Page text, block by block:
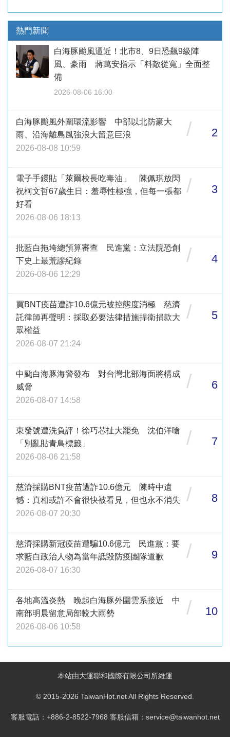
熱門新聞
白海豚颱風逼近！北市8、9日恐飆9級陣
風、豪雨 蔣萬安指示「料敵從寬」全面整
備
2026-08-06 16:00
白海豚颱風外圍環流影響 中部以北防豪大
雨、沿海離島風強浪大留意巨浪
2026-08-08 10:59
/ 2
電子手鐶貼「萊爾校長吃毒油」 陳佩琪放閃
祝柯文哲67歲生日：羞辱性極強，但每一張都
好看
2026-08-06 18:13
/ 3
批藍白拖垮總預算審查 民進黨：立法院恐創
下史上最荒謬紀錄
2026-08-06 12:29
/ 4
買BNT疫苗遭詐10.6億元被控態度消極 慈濟
託律師再聲明：採取必要法律措施捍衛捐款大
眾權益
2026-08-07 21:24
/ 5
中颱白海豚海警發布 對台灣北部海面將構成
威脅
2026-08-07 14:58
/ 6
東發號遭洗負評！徐巧芯扯大罷免 沈伯洋嗆
「別亂貼青鳥標籤」
2026-08-06 21:58
/ 7
慈濟採購BNT疫苗遭詐10.6億元 陳時中遺
憾：真相或許不會很快被看見，但也永不消失
2026-08-07 20:30
/ 8
慈濟採購新冠疫苗遭騙10.6億元 民進黨：要
求藍白政治人物為當年詆毀防疫團隊道歉
2026-08-07 16:30
/ 9
各地高溫炎熱 晚起白海豚外圍雲系接近 中
南部明晨留意局部較大雨勢
2026-08-06 10:58
/ 10
本站由大運聯和國際有限公司所維運
© 2015-2026 TaiwanHot.net All Rights Reserved.
客服電話：+886-2-8522-7968 客服信箱：service@taiwanhot.net